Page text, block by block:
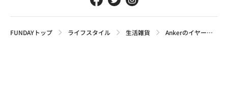
FUNDAYトップ ライフスタイル 生活雑貨 Ankerのイヤーカフ型イヤホンおすすめ3選。選び方のポイントを解説【2026最新】